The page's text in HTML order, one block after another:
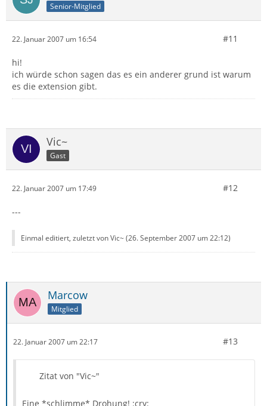
Senior-Mitglied
22. Januar 2007 um 16:54 #11
hi!
ich würde schon sagen das es ein anderer grund ist warum
es die extension gibt.
Vic~
Gast
22. Januar 2007 um 17:49 #12
---
Einmal editiert, zuletzt von Vic~ (26. September 2007 um 22:12)
Marcow
Mitglied
22. Januar 2007 um 22:17 #13
Zitat von "Vic~"
Eine *schlimme* Drohung! :cry: